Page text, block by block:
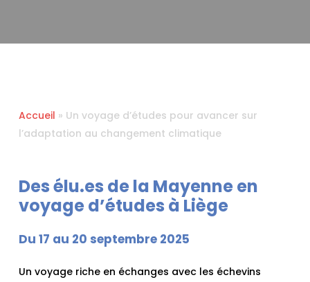
Accueil » Un voyage d’études pour avancer sur
l’adaptation au changement climatique
Des élu.es de la Mayenne en
voyage d’études à Liège
Du 17 au 20 septembre 2025
Un voyage riche en échanges avec les échevins